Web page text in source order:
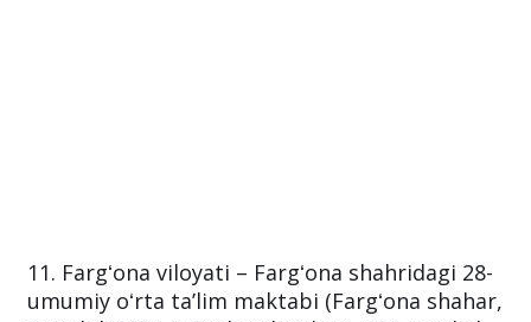
11. Fargʻona viloyati – Fargʻona shahridagi 28-
umumiy oʻrta taʼlim maktabi (Fargʻona shahar,